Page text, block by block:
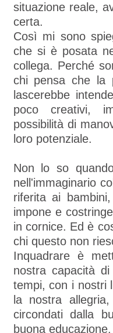
situazione reale,
certa.
Così mi sono
che si è posata
collega. Perché
chi pensa che la
lascerebbe
poco creativi,
possibilità di
loro potenziale.
Non lo so
nell'immaginario
riferita ai
impone e
in cornice. Ed è
chi questo non
Inquadrare è
nostra capacità
tempi, con i nostri
la nostra
circondati dalla
buona educazione.